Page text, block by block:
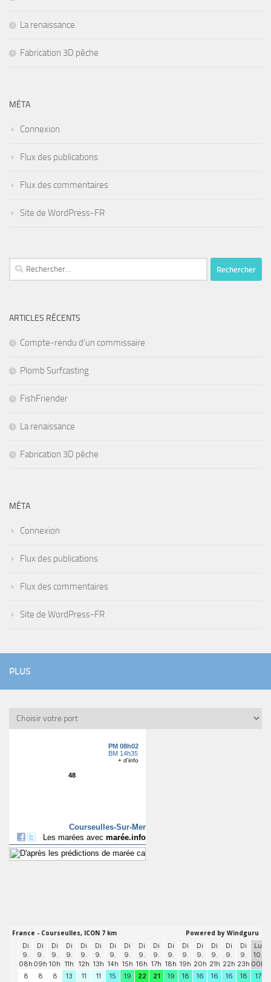
La renaissance
Fabrication 3D pêche
MÉTA
Connexion
Flux des publications
Flux des commentaires
Site de WordPress-FR
Rechercher :
ARTICLES RÉCENTS
Compte-rendu d’un commissaire
Plomb Surfcasting
FishFriender
La renaissance
Fabrication 3D pêche
MÉTA
Connexion
Flux des publications
Flux des commentaires
Site de WordPress-FR
PLUS